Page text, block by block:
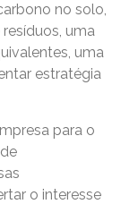
no solo,
resíduos, uma
uma
estratégia
para o
o interesse